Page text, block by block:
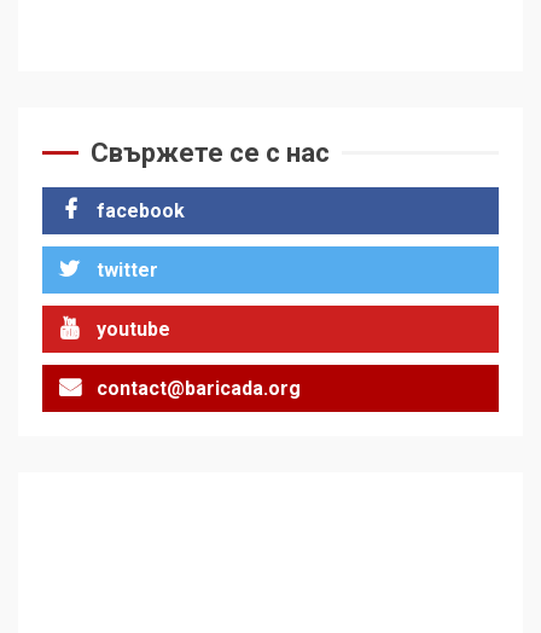
Свържете се с нас
facebook
twitter
youtube
contact@baricada.org